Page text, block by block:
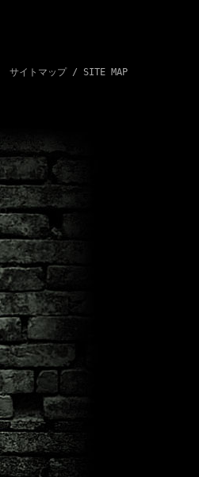
サイトマップ / SITE MAP